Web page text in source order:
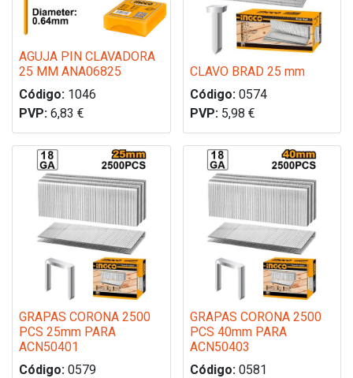
AGUJA PIN CLAVADORA
25 MM ANA06825
Código: 1046
PVP: 6,83 €
CLAVO BRAD 25 mm
Código: 0574
PVP: 5,98 €
GRAPAS CORONA 2500
PCS 25mm PARA
ACN50401
Código: 0579
GRAPAS CORONA 2500
PCS 40mm PARA
ACN50403
Código: 0581